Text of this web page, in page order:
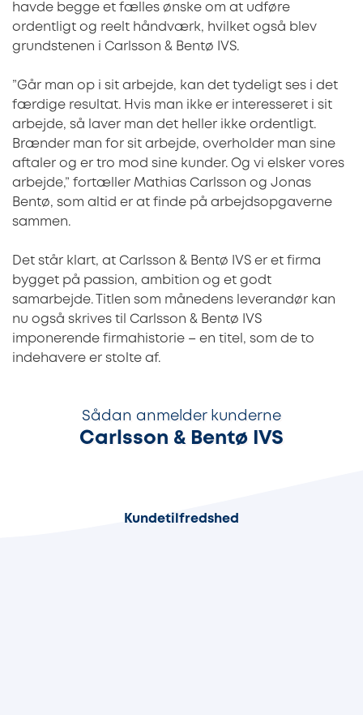
havde begge et fælles ønske om at udføre
ordentligt og reelt håndværk, hvilket også blev
grundstenen i Carlsson & Bentø IVS.
”Går man op i sit arbejde, kan det tydeligt ses i det
færdige resultat. Hvis man ikke er interesseret i sit
arbejde, så laver man det heller ikke ordentligt.
Brænder man for sit arbejde, overholder man sine
aftaler og er tro mod sine kunder. Og vi elsker vores
arbejde,” fortæller Mathias Carlsson og Jonas
Bentø, som altid er at finde på arbejdsopgaverne
sammen.
Det står klart, at Carlsson & Bentø IVS er et firma
bygget på passion, ambition og et godt
samarbejde. Titlen som månedens leverandør kan
nu også skrives til Carlsson & Bentø IVS
imponerende firmahistorie – en titel, som de to
indehavere er stolte af.
Sådan anmelder kunderne
Carlsson & Bentø IVS
Kundetilfredshed